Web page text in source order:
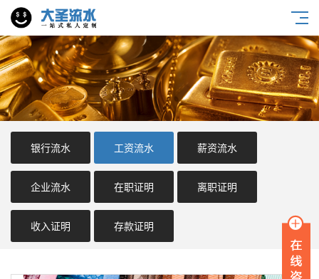
银行流水 工资流水 薪资流水
企业流水 在职证明 离职证明
收入证明 存款证明